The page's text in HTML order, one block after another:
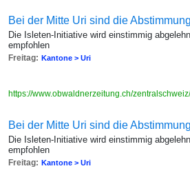
Bei der Mitte Uri sind die
Die Isleten-Initiative wird einstimmig
empfohlen
Freitag: Kantone > Uri
https://www.obwaldnerzeitung.ch/
Bei der Mitte Uri sind die
Die Isleten-Initiative wird einstimmig
empfohlen
Freitag: Kantone > Uri